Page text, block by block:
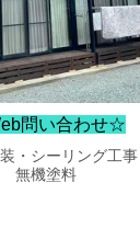
問い合わせ☆
・シーリング工事
無機塗料